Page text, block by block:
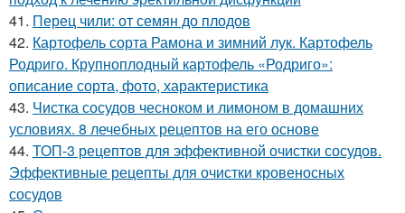
41. Перец чили: от семян до плодов
42. Картофель сорта Рамона и зимний лук. Картофель
Родриго. Крупноплодный картофель «Родриго»:
описание сорта, фото, характеристика
43. Чистка сосудов чесноком и лимоном в домашних
условиях. 8 лечебных рецептов на его основе
44. ТОП-3 рецептов для эффективной очистки сосудов.
Эффективные рецепты для очистки кровеносных
сосудов